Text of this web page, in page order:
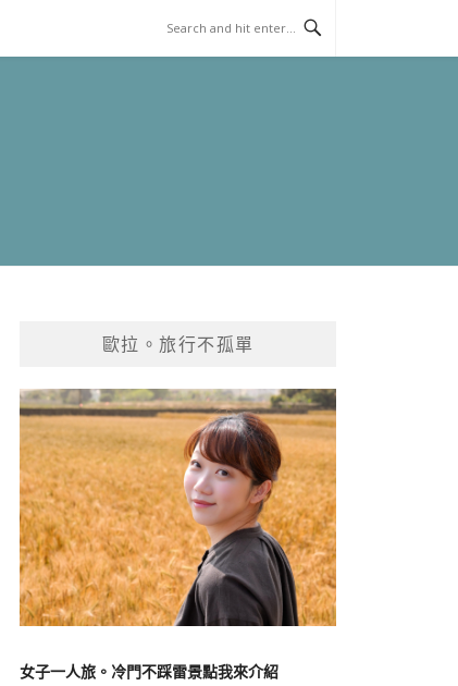
歐拉。旅行不孤單
女子一人旅。冷門不踩雷景點我來介紹